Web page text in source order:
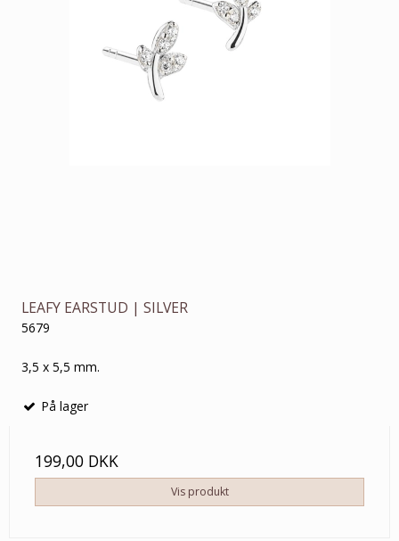
LEAFY EARSTUD | SILVER
5679
3,5 x 5,5 mm.
På lager
199,00 DKK
Vis produkt